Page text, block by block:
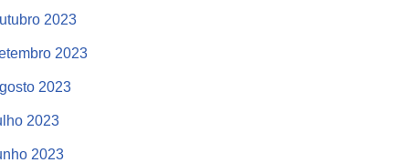
2023
2023
2023
2023
2023